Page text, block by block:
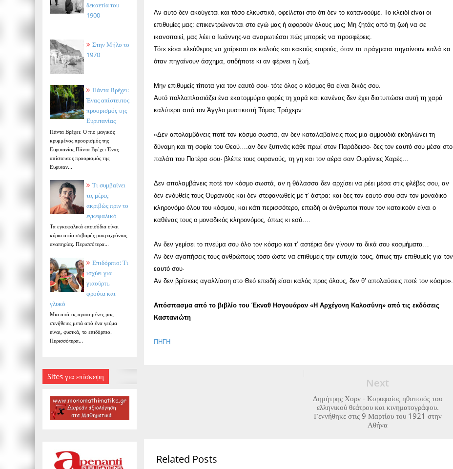
δεκαετία του
1900
Στην Μήλο το
1970
Πάντα Βρέχει:
Ένας απίστευτος
προορισμός της
Ευρυτανίας
Πάντα Βρέχει: Ο πιο μαγικός
κρυμμένος προορισμός της
Ευρυτανίας Πάντα Βρέχει Ένας
απίστευτος προορισμός της
Ευρυταν...
Τι συμβαίνει
τις μέρες
ακριβώς πριν το
εγκεφαλικό
Τα εγκεφαλικά επεισόδια είναι
κύρια αιτία σοβαρής μακροχρόνιας
αναπηρίας. Περισσότερα...
Επιδόρπιο: Τι
ισχύει για
γιαούρτι,
φρούτα και
γλυκό
Μια από τις αγαπημένες μας
συνήθειες μετά από ένα γεύμα
είναι, φυσικά, το επιδόρπιο.
Περισσότερα...
Sites για επίσκεψη
Αν αυτό δεν ακούγεται και τόσο ελκυστικό, οφείλεται στο ότι δεν το κατανοούμε. Το κλειδί είναι οι
επιθυμίες μας: επικεντρώνονται στο εγώ μας ή αφορούν όλους μας; Μη ζητάς από τη ζωή να σε
ικανοποιεί, μας λέει ο Ιωάννης·να αναρωτιέσαι πώς μπορείς να προσφέρεις.
Τότε είσαι ελεύθερος να χαίρεσαι σε καλούς και κακούς καιρούς, όταν τα πράγματα πηγαίνουν καλά κα
όταν πηγαίνουν άσχημα, οτιδήποτε κι αν φέρνει η ζωή.
Μην επιθυμείς τίποτα για τον εαυτό σου· τότε όλος ο κόσμος θα είναι δικός σου.
Αυτό πολλαπλασιάζει ένα εκατομμύριο φορές τη χαρά και κανένας δεν έχει διατυπώσει αυτή τη χαρά
καλύτερα από τον Άγγλο μυστικιστή Τόμας Τράχερν:
«Δεν απολαμβάνεις ποτέ τον κόσμο σωστά, αν δεν καταλαβαίνεις πως μια αμμουδιά εκδηλώνει τη
δύναμη και τη σοφία του Θεού….αν δεν ξυπνάς κάθε πρωί στον Παράδεισο· δες τον εαυτό σου μέσα στο
παλάτι του Πατέρα σου· βλέπε τους ουρανούς, τη γη και τον αέρα σαν Ουράνιες Χαρές…
Δεν απολαμβάνεις ποτέ τον κόσμο σωστά, αν η θάλασσα δεν αρχίσει να ρέει μέσα στις φλέβες σου, αν
δεν ενδυθείς τους Ουρανούς και δεν στεφανωθείς με τ’ άστρα: και δες τον εαυτό σου σαν τον μοναδικό
κληρονόμο όλου του κόσμου, και κάτι περισσότερο, επειδή οι άνθρωποι πουν τον κατοικούν είναι ο
καθένας τους ο μοναδικός κληρονόμος, όπως κι εσύ….
Αν δεν γεμίσει το πνεύμα σου όλο τον κόσμο και τ’ αστέρια δεν γίνουν τα δικά σου κοσμήματα…
Αν δεν αγαπήσεις τους ανθρώπους τόσο ώστε να επιθυμείς την ευτυχία τους, όπως την επιθυμείς για τον
εαυτό σου·
Αν δεν βρίσκεις αγαλλίαση στο Θεό επειδή είσαι καλός προς όλους, δεν θ’ απολαύσεις ποτέ τον κόσμο».
Απόσπασμα από το βιβλίο του Έκναθ Ησγουάραν «Η Αρχέγονη Καλοσύνη» από τις εκδόσεις
Καστανιώτη
ΠΗΓΗ
Next
Δημήτρης Χορν - Κορυφαίος ηθοποιός του
ελληνικού θεάτρου και κινηματογράφου.
Γεννήθηκε στις 9 Μαρτίου του 1921 στην
Αθήνα
Related Posts